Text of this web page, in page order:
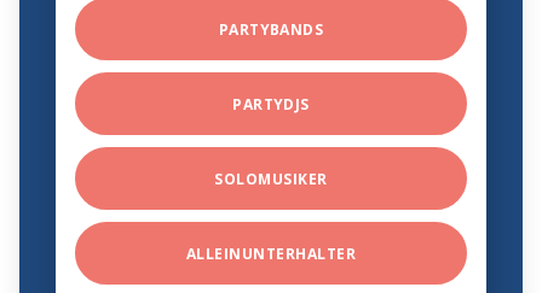
PARTYBANDS
PARTYDJS
SOLOMUSIKER
ALLEINUNTERHALTER